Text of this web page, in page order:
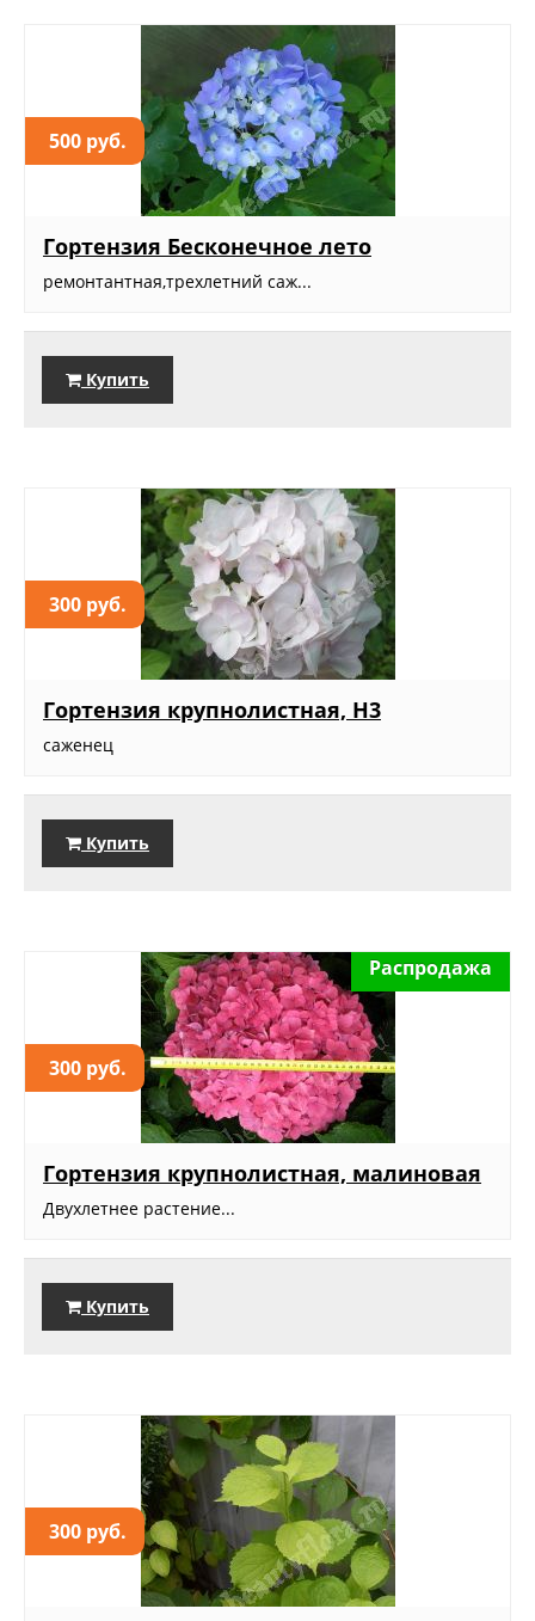
500 руб.
Гортензия Бесконечное лето
ремонтантная,трехлетний саж...
Купить
300 руб.
Гортензия крупнолистная, Н3
саженец
Купить
300 руб.
Распродажа
Гортензия крупнолистная, малиновая
Двухлетнее растение...
Купить
300 руб.